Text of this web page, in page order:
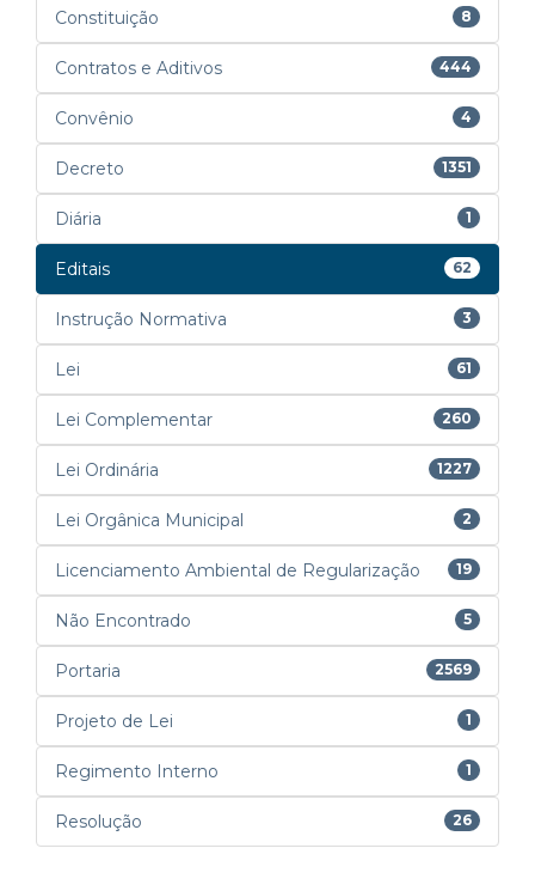
Constituição 8
Contratos e Aditivos 444
Convênio 4
Decreto 1351
Diária 1
Editais 62
Instrução Normativa 3
Lei 61
Lei Complementar 260
Lei Ordinária 1227
Lei Orgânica Municipal 2
Licenciamento Ambiental de Regularização 19
Não Encontrado 5
Portaria 2569
Projeto de Lei 1
Regimento Interno 1
Resolução 26